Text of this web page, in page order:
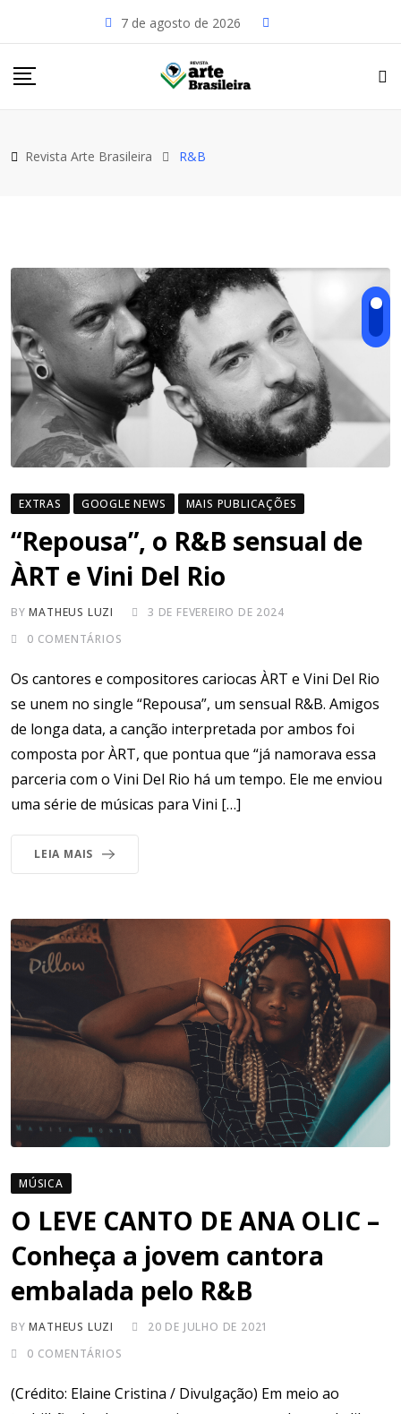
7 de agosto de 2026
Revista Arte Brasileira R&B
EXTRAS GOOGLE NEWS MAIS PUBLICAÇÕES
“Repousa”, o R&B sensual de
ÀRT e Vini Del Rio
BYMATHEUS LUZI
3 DE FEVEREIRO DE 2024
0 COMENTÁRIOS
Os cantores e compositores cariocas ÀRT e Vini Del Rio
se unem no single “Repousa”, um sensual R&B. Amigos
de longa data, a canção interpretada por ambos foi
composta por ÀRT, que pontua que “já namorava essa
parceria com o Vini Del Rio há um tempo. Ele me enviou
uma série de músicas para Vini […]
LEIA MAIS
MÚSICA
O LEVE CANTO DE ANA OLIC –
Conheça a jovem cantora
embalada pelo R&B
BYMATHEUS LUZI
20 DE JULHO DE 2021
0 COMENTÁRIOS
(Crédito: Elaine Cristina / Divulgação) Em meio ao